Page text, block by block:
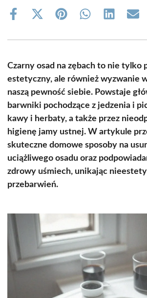
Share
Share
(Twitter)
Share Share Share
Czarny osad na zębach to nie tylko
estetyczny, ale również wyzwanie
naszą pewność siebie. Powstaje
barwniki pochodzące z jedzenia i
kawy i herbaty, a także przez
higienę jamy ustnej. W artykule
skuteczne domowe sposoby na
uciążliwego osadu oraz
zdrowy uśmiech, unikając
przebarwień.